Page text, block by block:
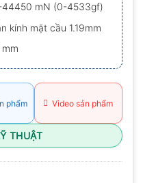
44450 mN (0-4533gf)
kính mặt cầu 1.19mm
phẩm Video sản phẩm
THUẬT